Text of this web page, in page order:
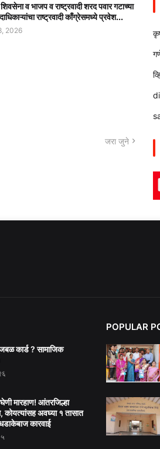
व भाजप व राष्ट्रवादी शरद पवार गटाच्या
राष्ट्रवादी काँग्रेसमध्ये प्रवेश...
2026
जरा जुने
कार्ड ? सामाजिक
मारहाण! आंतरजिल्हा
कोयत्यांसह अवघ्या १ तासात
कारवाई
POPULAR